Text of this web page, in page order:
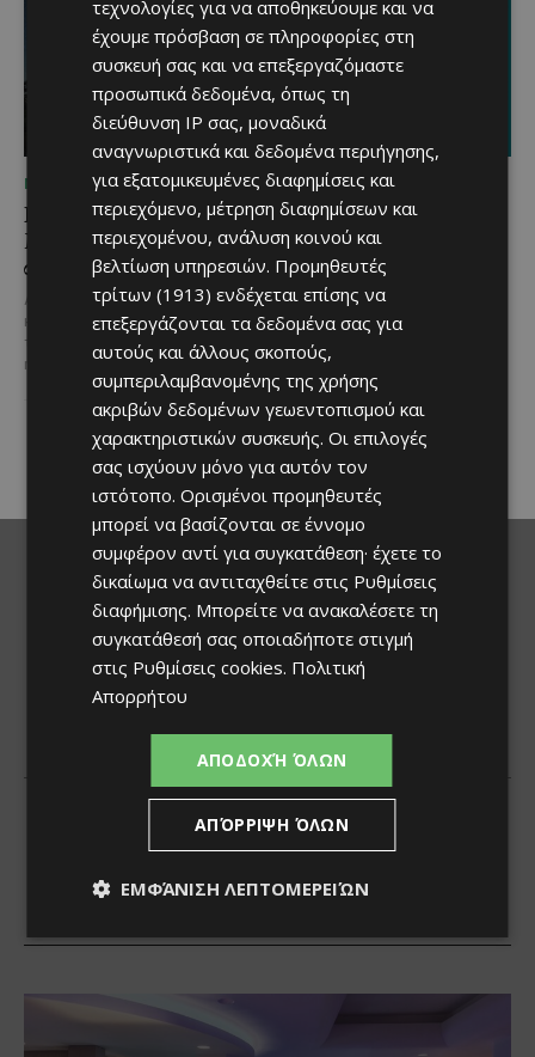
ΜΈΝΟΥΜΕ ΚΎΠΡΟ
Βραδινή πεζοπορία στον
Μαχαιρά με τον σκύλο
σου και θέα τις Περσείδες
Αν αγαπάς τις βόλτες στη φύση
και δεν αποχωρίζεσαι ποτέ τον
τετράποδο φίλο σου, τότε αυτή
η εμπειρία...
ΜΈΝΟΥΜΕ ΚΎΠΡΟ
Τα Λεύκαρα
ετοιμάζονται για μία
βραδιά γεμάτη street
food, μουσική και
καλοκαιρινή διάθεση
Μία από τις πιο γευστικές
εκδηλώσεις του καλοκαιριού
επιστρέφει στα Λεύκαρα,
προσκαλώντας μικρούς και
μεγάλους να απολαύσουν
μοναδικές...
τεχνολογίες για να αποθηκεύουμε και να
έχουμε πρόσβαση σε πληροφορίες στη
συσκευή σας και να επεξεργαζόμαστε
προσωπικά δεδομένα, όπως τη
διεύθυνση IP σας, μοναδικά
αναγνωριστικά και δεδομένα περιήγησης,
για εξατομικευμένες διαφημίσεις και
περιεχόμενο, μέτρηση διαφημίσεων και
περιεχομένου, ανάλυση κοινού και
βελτίωση υπηρεσιών. Προμηθευτές
τρίτων (1913) ενδέχεται επίσης να
επεξεργάζονται τα δεδομένα σας για
αυτούς και άλλους σκοπούς,
συμπεριλαμβανομένης της χρήσης
ακριβών δεδομένων γεωεντοπισμού και
χαρακτηριστικών συσκευής. Οι επιλογές
σας ισχύουν μόνο για αυτόν τον
ιστότοπο. Ορισμένοι προμηθευτές
μπορεί να βασίζονται σε έννομο
συμφέρον αντί για συγκατάθεση· έχετε το
δικαίωμα να αντιταχθείτε στις Ρυθμίσεις
διαφήμισης. Μπορείτε να ανακαλέσετε τη
συγκατάθεσή σας οποιαδήποτε στιγμή
στις Ρυθμίσεις cookies. Πολιτική
Απορρήτου
ΑΠΟΔΟΧΉ ΌΛΩΝ
ΑΠΌΡΡΙΨΗ ΌΛΩΝ
ΕΜΦΆΝΙΣΗ ΛΕΠΤΟΜΕΡΕΙΏΝ